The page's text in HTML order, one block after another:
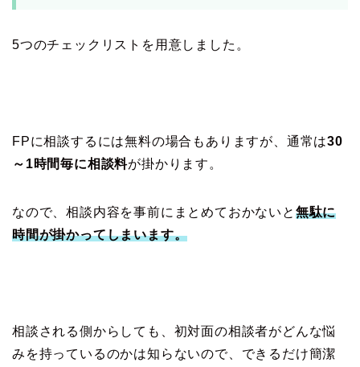
5つのチェックリストを用意しました。
FPに相談するには無料の場合もありますが、通常は30
～1時間毎に相談料が掛かります。
なので、相談内容を事前にまとめておかないと 無駄に
時間が掛かってしまいます。
相談される側からしても、初対面の相談者がどんな悩
みを持っているのかは知らないので、できるだけ簡潔